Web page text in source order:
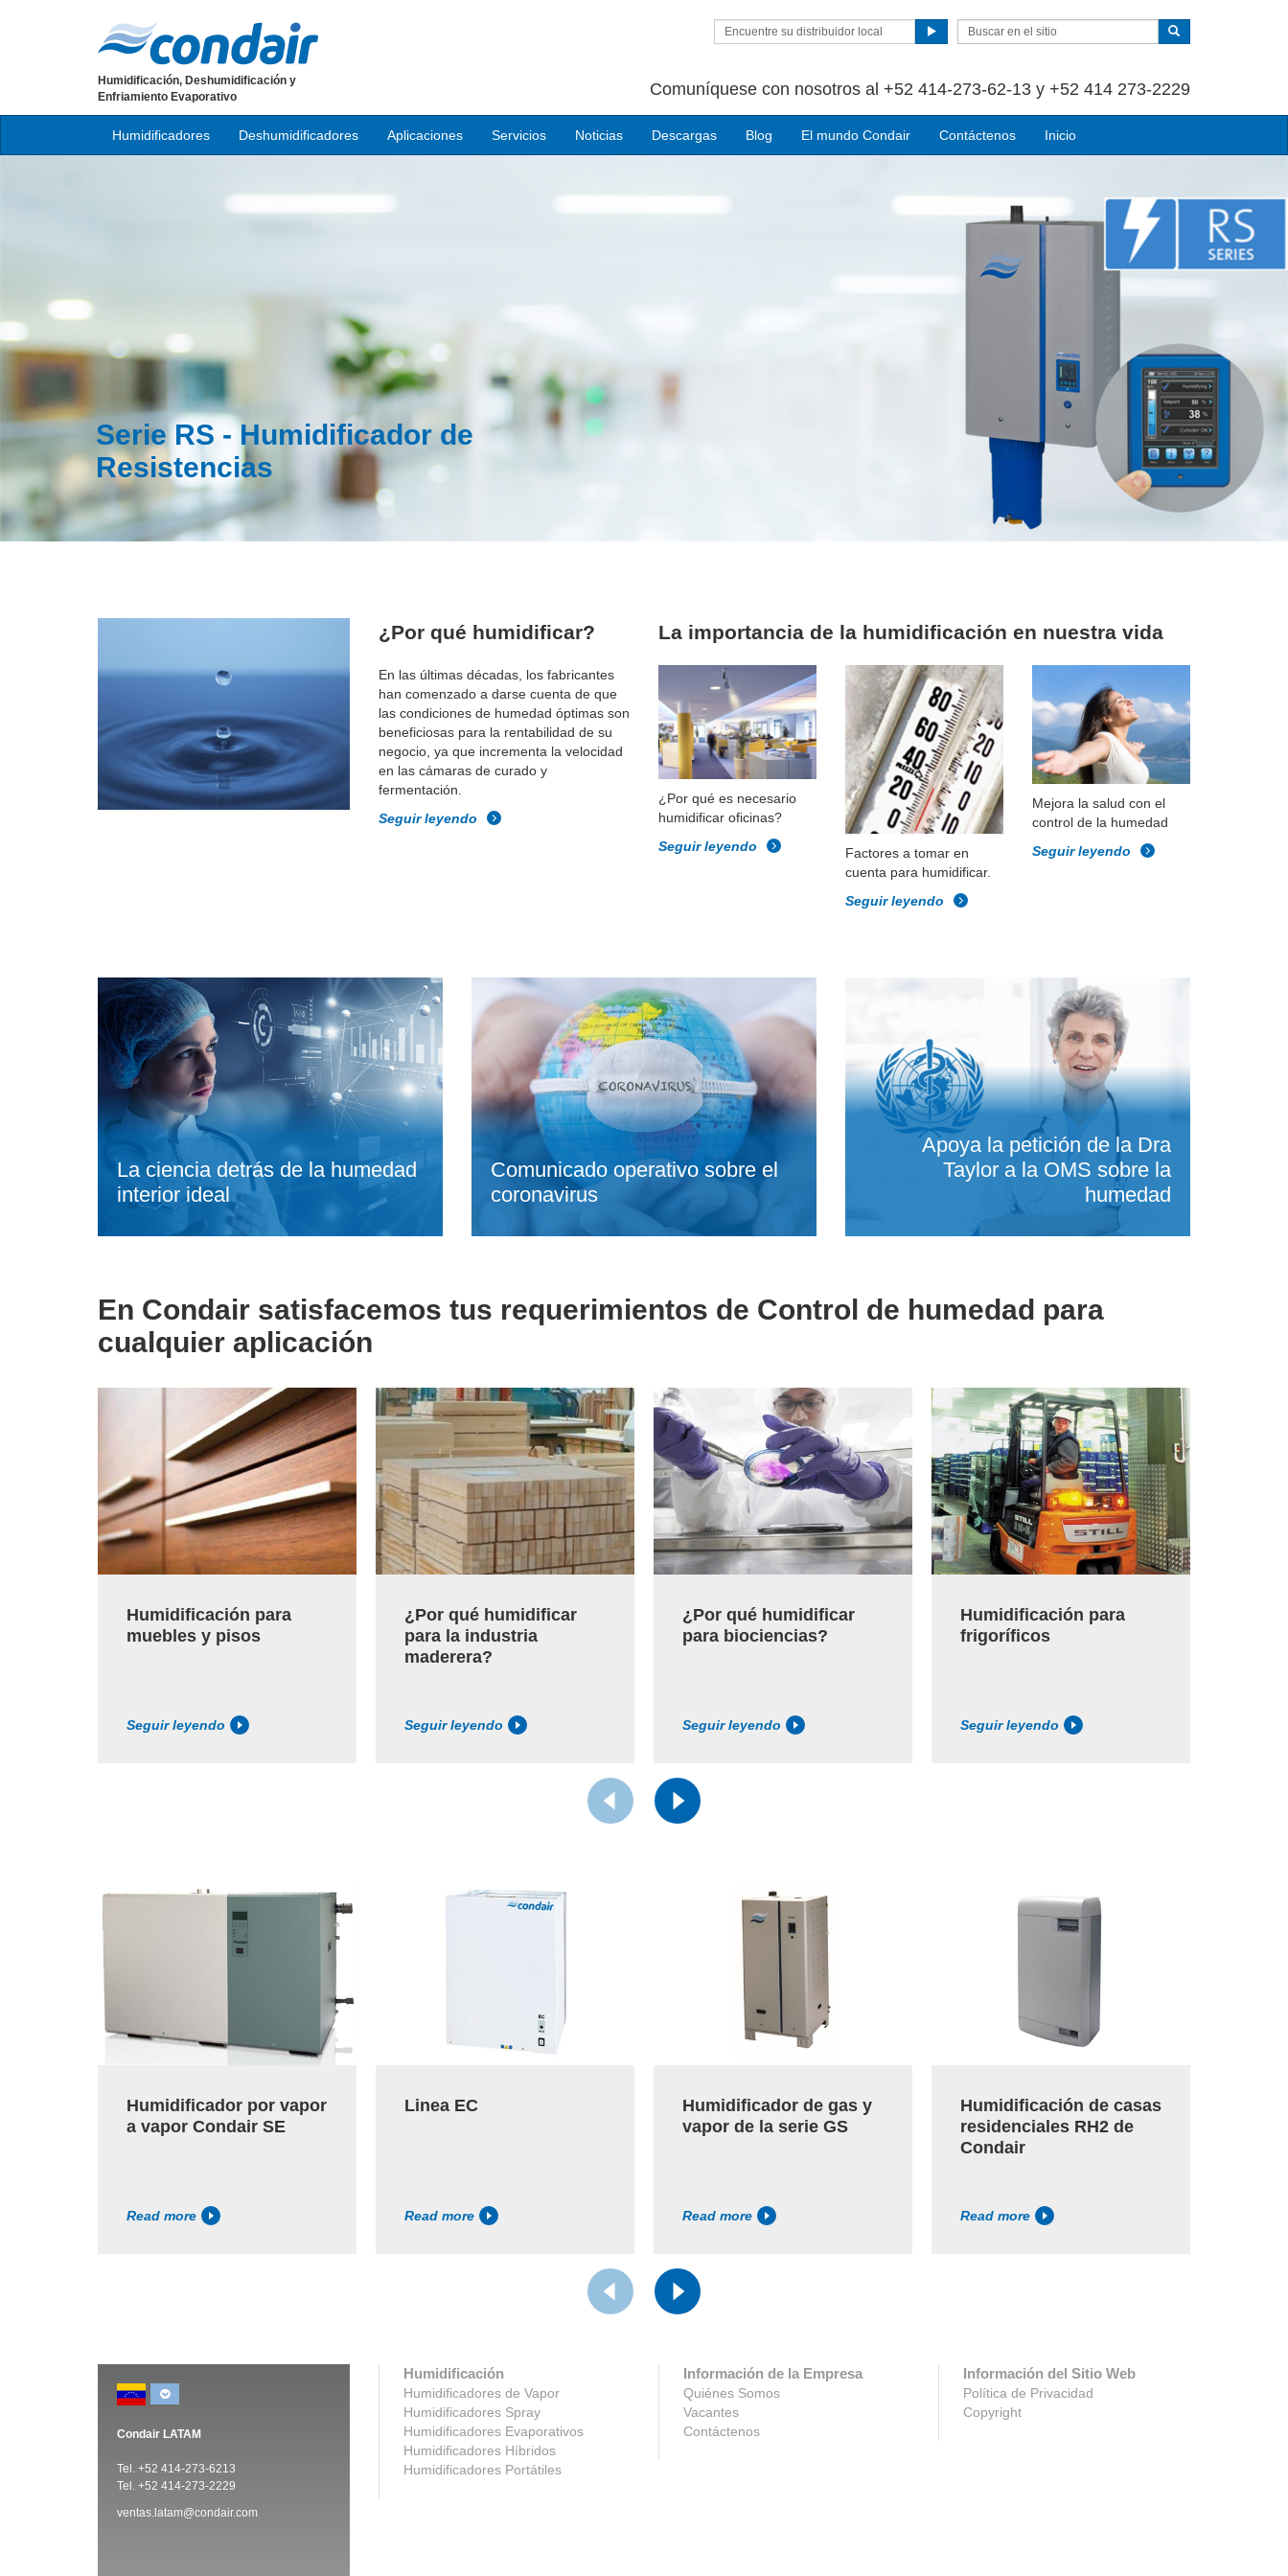
Encuentre su distribuidor local
Comuníquese con nosotros al +52 414-273-62-13 y +52 414 273-2229
Humidificación, Deshumidificación y
Enfriamiento Evaporativo
Humidificadores Deshumidificadores Aplicaciones Servicios Noticias Descargas Blog El mundo Condair Contáctenos Inicio
Serie RS - Humidificador de
Resistencias
¿Por qué humidificar?
En las últimas décadas, los fabricantes
han comenzado a darse cuenta de que
las condiciones de humedad óptimas son
beneficiosas para la rentabilidad de su
negocio, ya que incrementa la velocidad
en las cámaras de curado y
fermentación.
Seguir leyendo
La importancia de la humidificación en nuestra vida
¿ Por qué es necesario
humidificar oficinas?
Seguir leyendo
Factores a tomar en
cuenta para humidificar.
Seguir leyendo
Mejora la salud con el
control de la humedad
Seguir leyendo
La ciencia detrás de la humedad
interior ideal
Comunicado operativo sobre el
coronavirus
Apoya la petición de la Dra
Taylor a la OMS sobre la
humedad
En Condair satisfacemos tus requerimientos de Control de humedad para
cualquier aplicación
Humidificación para
muebles y pisos
Seguir leyendo
¿Por qué humidificar
para la industria
maderera?
Seguir leyendo
¿Por qué humidificar
para biociencias?
Seguir leyendo
Humidificación para
frigoríficos
Seguir leyendo
Humidificador por vapor
a vapor Condair SE
Read more
Linea EC
Read more
Humidificador de gas y
vapor de la serie GS
Read more
Humidificación de casas
residenciales RH2 de
Condair
Read more
Condair LATAM
Tel. +52 414-273-6213
Tel. +52 414-273-2229
ventas.latam@condair.com
Humidificación
Humidificadores de Vapor
Humidificadores Spray
Humidificadores Evaporativos
Humidificadores Híbridos
Humidificadores Portátiles
Información de la Empresa
Quiénes Somos
Vacantes
Contáctenos
Información del Sitio Web
Política de Privacidad
Copyright